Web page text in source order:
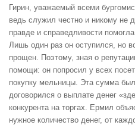
Гирин, уважаемый всеми
ведь служил честно и никому не
правде и справедливости
Лишь один раз он оступился, но
прощен. Поэтому, зная о
помощи: он попросил у всех
покупку мельницы. Эта сумма
договорился о выплате денег
конкурента на торгах. Ермил
нужное количество денег, от